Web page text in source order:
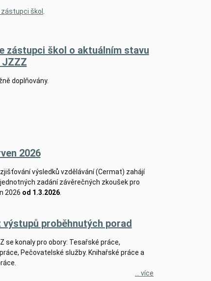
zástupci škol
zástupci škol o aktuálním stavu
JZZZ
doplňovány.
2026
výsledků vzdělávání (Cermat) zahájí
zadání závěrečných zkoušek pro
2026 od 1.3.2026.
výstupů proběhnutých porad
se konaly pro obory: Tesařské práce,
Pečovatelské služby. Knihařské práce a
... více